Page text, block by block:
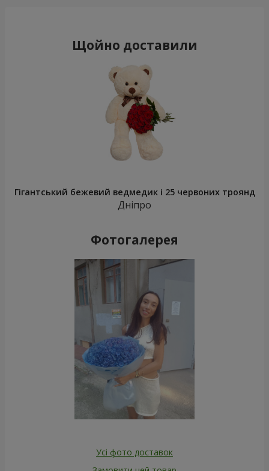
Щойно доставили
Гігантський бежевий ведмедик і 25 червоних троянд
Дніпро
Фотогалерея
Усі фото доставок